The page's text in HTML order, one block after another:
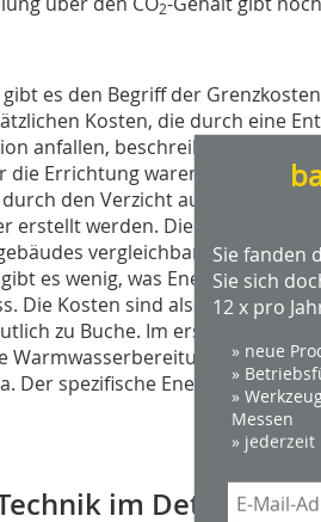
2
es den Begriff der
Kosten, die durch eine
anfallen, beschreibt. Diese sind
die Errichtung waren
den Verzicht auf
erstellt werden. Die Kosten sind
vergleichbar. Der große
es wenig, was Energie
Die Kosten sind also dauerhaft
zu Buche. Im ersten Jahr
Warmwasserbereitung, Lift,
Der spezifische
im Detail
Sie fanden
Sie sich
12 x pro
» neue
»
»
Messen
»